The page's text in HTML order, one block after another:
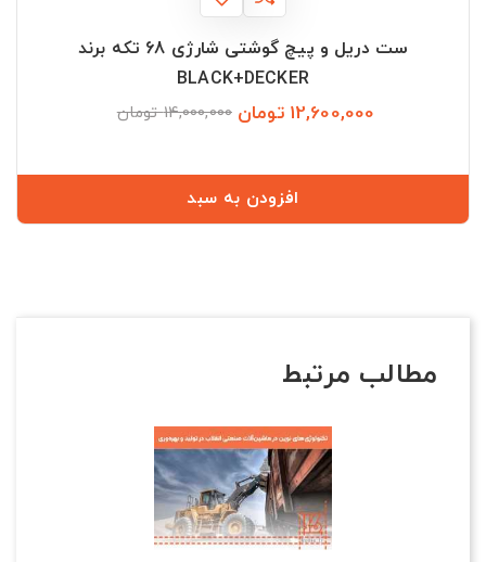
ست دریل و پیچ گوشتی شارژی 68 تکه برند
BLACK+DECKER
12,600,000 تومان 14,000,000 تومان
افزودن به سبد
مطالب مرتبط